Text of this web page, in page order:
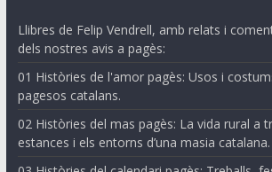
Llibres de Felip Vendrell, amb relats i
dels nostres avis a pagès:
01 Històries de l'amor pagès: Usos i
pagesos catalans.
02 Històries del mas pagès: La vida rural a
estances i els entorns d’una masia catalana.